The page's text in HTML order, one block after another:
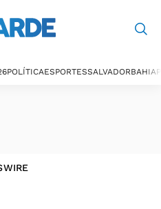
POLÍTICAESPORTESSALVADORBAHIA